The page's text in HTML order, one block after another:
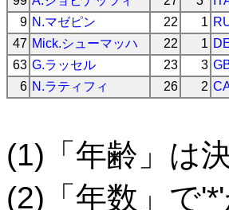
9 N.マゼピン 22 1
47 Mick.シューマッハ 22 1
63 G.ラッセル 23 3
6 N.ラティフィ 26 2
(1)「年齢」は
(2)「年数」で